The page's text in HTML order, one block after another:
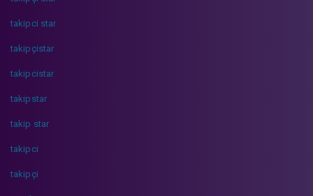
takipci star
takipçistar
takipcistar
takipstar
takip star
takipci
takipçi